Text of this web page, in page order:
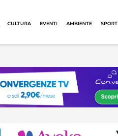
CULTURA EVENTI AMBIENTE SPORT